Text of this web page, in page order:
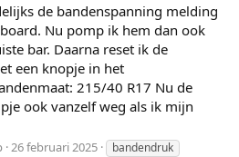
de bandenspanning melding
Nu pomp ik hem dan ook
bar. Daarna reset ik de
een knopje in het
215/40 R17 Nu de
ook vanzelf weg als ik mijn
26 februari 2025
bandendruk